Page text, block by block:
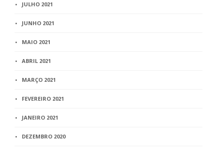
JULHO 2021
JUNHO 2021
MAIO 2021
ABRIL 2021
MARÇO 2021
FEVEREIRO 2021
JANEIRO 2021
DEZEMBRO 2020